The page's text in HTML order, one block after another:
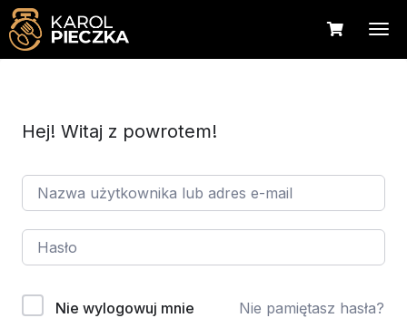
Hej! Witaj z powrotem!
Nie wylogowuj mnie Nie pamiętasz hasła?